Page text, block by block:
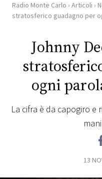
HOME
RADIO
WEB
PLAYLIST
Radio Monte Carlo › Articoli ›
stratosferico guadagno per
Johnny
ogni
La cifra è da capogiro e
13